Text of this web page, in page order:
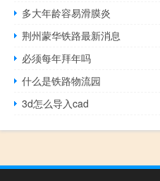
多大年龄容易滑膜炎
荆州蒙华铁路最新消息
必须每年拜年吗
什么是铁路物流园
3d怎么导入cad